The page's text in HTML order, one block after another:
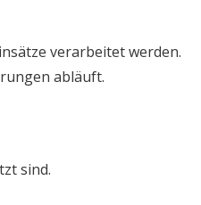
verarbeitet werden.
abläuft.
sind.